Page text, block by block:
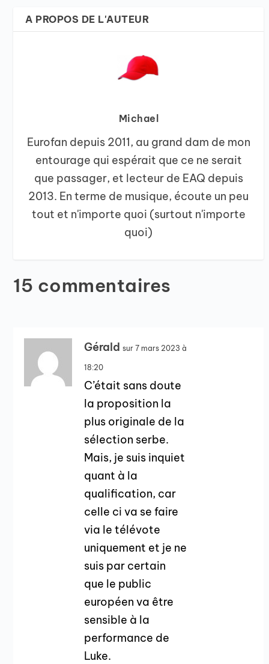
A PROPOS DE L'AUTEUR
Michael
Eurofan depuis 2011, au grand dam de mon
entourage qui espérait que ce ne serait
que passager, et lecteur de EAQ depuis
2013. En terme de musique, écoute un peu
tout et n'importe quoi (surtout n'importe
quoi)
15 commentaires
Gérald sur 7 mars 2023 à
18:20
C’était sans doute
la proposition la
plus originale de la
sélection serbe.
Mais, je suis inquiet
quant à la
qualification, car
celle ci va se faire
via le télévote
uniquement et je ne
suis par certain
que le public
européen va être
sensible à la
performance de
Luke.